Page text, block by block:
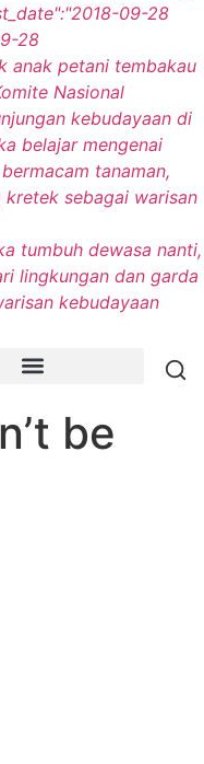
09-28
28
anak petani tembakau
Nasional
kebudayaan di
belajar mengenai
tanaman,
sebagai warisan
tumbuh dewasa nanti,
lingkungan dan garda
kebudayaan